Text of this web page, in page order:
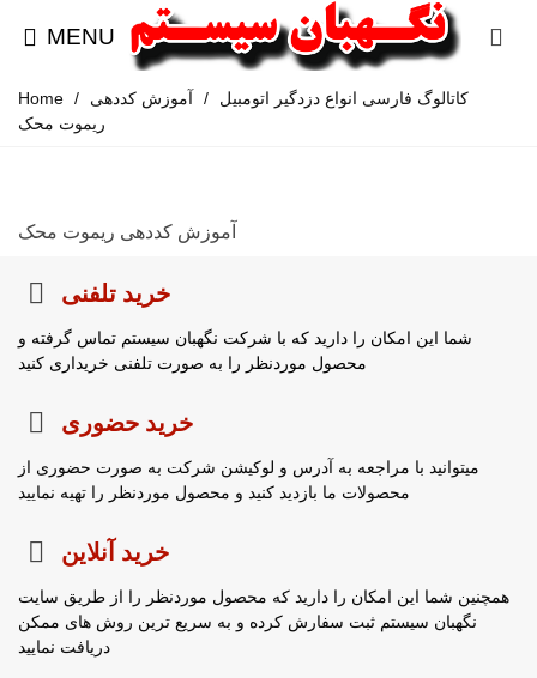
MENU
Home / کاتالوگ فارسی انواع دزدگیر اتومبیل /
آموزش کددهی
ریموت محک
آموزش کددهی ریموت محک
خرید تلفنی
شما این امکان را دارید که با شرکت نگهبان سیستم تماس گرفته و
محصول موردنظر را به صورت تلفنی خریداری کنید
خرید حضوری
میتوانید با مراجعه به آدرس و لوکیشن شرکت به صورت حضوری از
محصولات ما بازدید کنید و محصول موردنظر را تهیه نمایید
خرید آنلاین
همچنین شما این امکان را دارید که محصول موردنظر را از طریق سایت
نگهبان سیستم ثبت سفارش کرده و به سریع ترین روش های ممکن
دریافت نمایید